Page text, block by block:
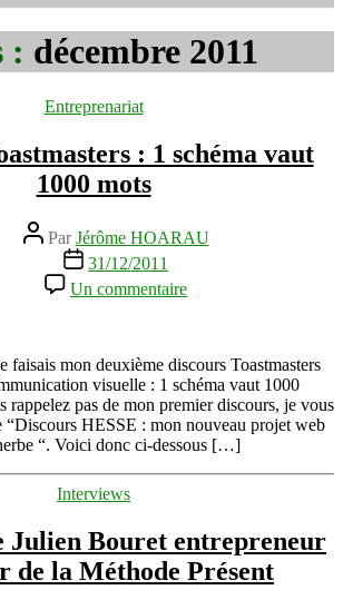
: décembre 2011
Catégories
Entreprenariat
: 1 schéma vaut
1000 mots
Auteur
de
l’article
ParJérôme HOARAU
Date
de
l’article
31/12/2011
Un commentaire
Discours
1
schéma
vaut
1000
mots
faisais mon deuxième discours Toastmasters
visuelle : 1 schéma vaut 1000
rappelez pas de mon premier discours, je vous
“Discours HESSE : mon nouveau projet web
“. Voici donc ci-dessous […]
Catégories
Interviews
Julien Bouret entrepreneur
de la Méthode Présent